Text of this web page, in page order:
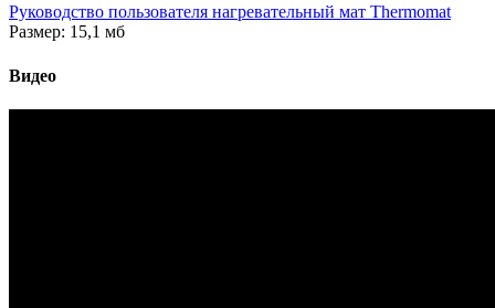
Руководство пользователя нагревательный мат Thermomat
Размер: 15,1 мб
Видео